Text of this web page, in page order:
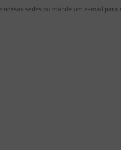
nossas sedes ou mande um e-mail para